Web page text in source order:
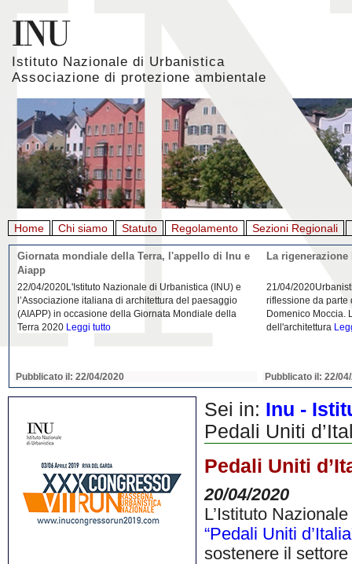
Istituto Nazionale di Urbanistica
Associazione di protezione ambientale
Home Chi siamo Statuto Regolamento Sezioni Regionali
Giornata mondiale della Terra, l'appello di Inu e
Aiapp
22/04/2020L'Istituto Nazionale di Urbanistica (INU) e
l’Associazione italiana di architettura del paesaggio
(AIAPP) in occasione della Giornata Mondiale della
Terra 2020 Leggi tutto
Pubblicato il: 22/04/2020
La
21/04/
riflessione da parte
Domenico Moccia.
dell'architettura
Pubblicato il: 22/
Sei in: Inu -
Pedali Uniti
Pedali Uniti
20/04/2020
L’Istituto
“Pedali Uniti
sostenere il